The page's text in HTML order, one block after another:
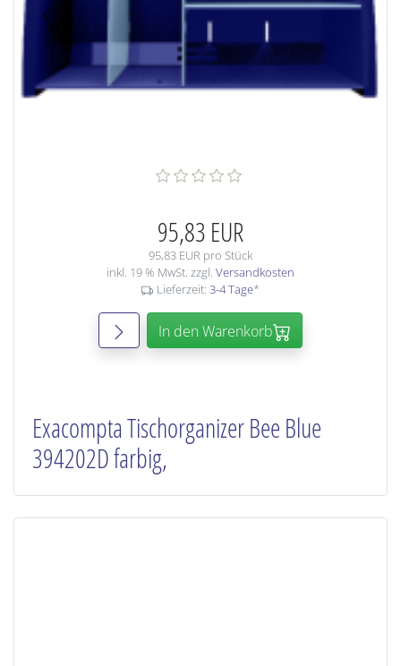
95,83 EUR
95,83 EUR pro Stück
inkl. 19 % MwSt. zzgl. Versandkosten
Lieferzeit: 3-4 Tage*
In den Warenkorb
Exacompta Tischorganizer Bee Blue
394202D farbig,